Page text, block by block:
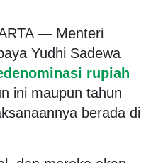
— Menteri
Yudhi Sadewa
rupiah
ini maupun tahun
berada di